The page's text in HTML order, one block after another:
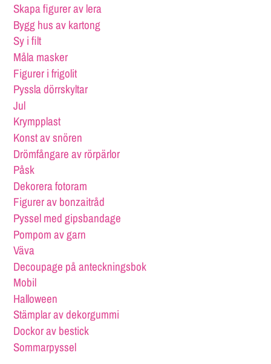
Skapa figurer av lera
Bygg hus av kartong
Sy i filt
Måla masker
Figurer i frigolit
Pyssla dörrskyltar
Jul
Krympplast
Konst av snören
Drömfångare av rörpärlor
Påsk
Dekorera fotoram
Figurer av bonzaitråd
Pyssel med gipsbandage
Pompom av garn
Väva
Decoupage på anteckningsbok
Mobil
Halloween
Stämplar av dekorgummi
Dockor av bestick
Sommarpyssel